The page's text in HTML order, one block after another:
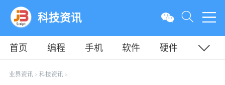
科技资讯
首页 编程 手机 软件
硬件
教程
平面
业界资讯> 科技资讯>